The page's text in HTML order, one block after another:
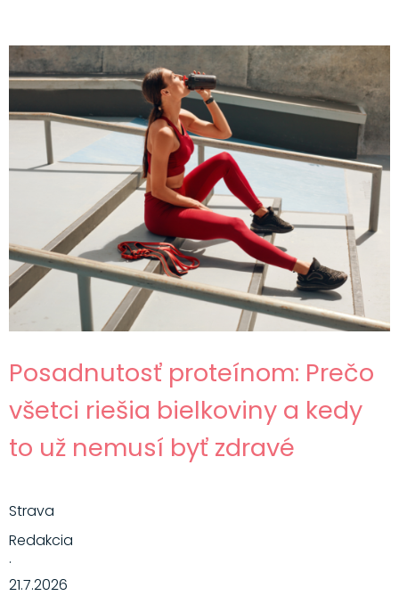
Posadnutosť proteínom: Prečo
všetci riešia bielkoviny a kedy
to už nemusí byť zdravé
Strava
Redakcia
·
21.7.2026